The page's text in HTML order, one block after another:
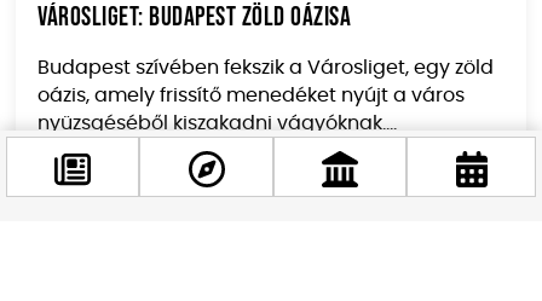
Városliget: Budapest zöld oázisa
Budapest szívében fekszik a Városliget, egy zöld
oázis, amely frissítő menedéket nyújt a város
nyüzsgéséből kiszakadni vágyóknak....